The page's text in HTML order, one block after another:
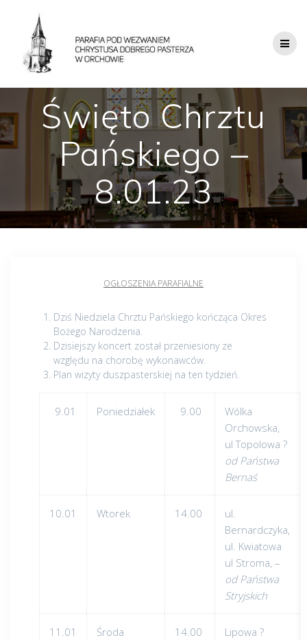
Święto Chrztu
Pańskiego –
8.01.23
OGŁOSZENIA PARAFIALNE
Dziś Niedziela Chrztu Pańskiego kończąca Okres
Bożego Narodzenia.
Dzisiejszy koncert został przeniesiony ze
względu na chorobę wykonawców.
Plan wizyty duszpasterskiej na ten tydzień.
9.01 Poniedziałek 9.00
Wólka
Orchowska,
ul Topolowa ?
od Państwa
Bernaś
10.01 Wtorek 14.00
ul.
Bernardczyka,
ul. Kwiatowa
ul Stroma, –
od Państwa
Stryjskich
11.01 Środa 14.00
Lipowa ?